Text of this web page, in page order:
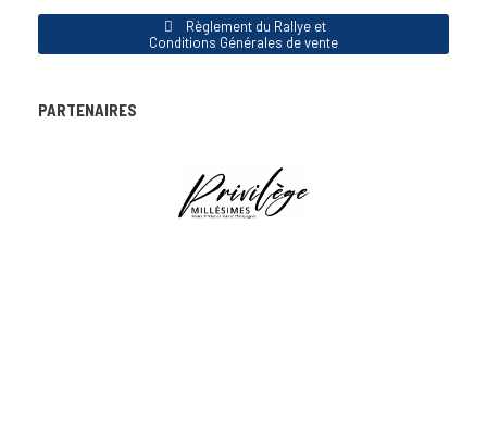
Règlement du Rallye et
Conditions Générales de vente
PARTENAIRES